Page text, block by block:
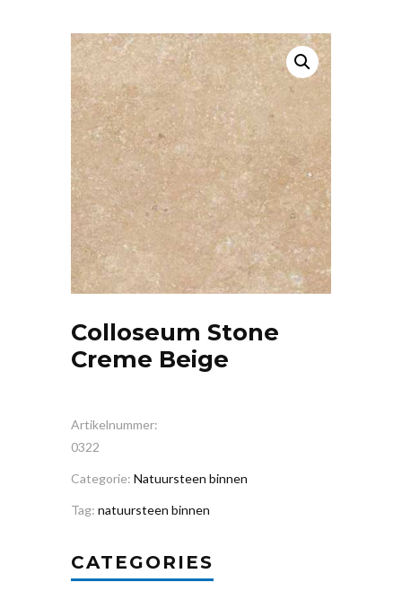
Colloseum Stone
Creme Beige
Artikelnummer:
0322
Categorie: Natuursteen binnen
Tag: natuursteen binnen
CATEGORIES